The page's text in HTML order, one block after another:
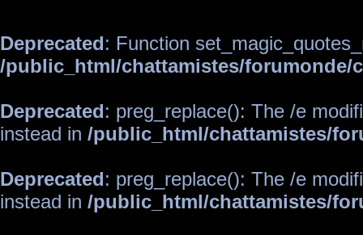
Deprecated: Function
/public_html/chattamistes/forumonde/
Deprecated: preg_replace(): The /e
instead in /public_html/chattamistes/
Deprecated: preg_replace(): The /e
instead in /public_html/chattamistes/